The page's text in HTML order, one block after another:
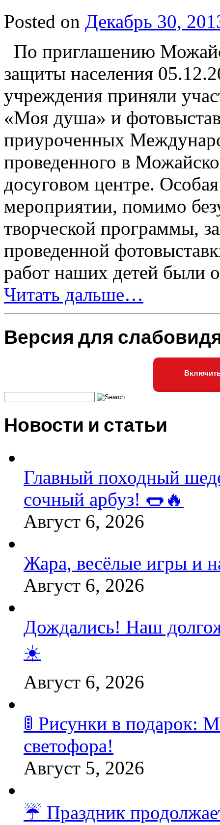
Posted on Декабрь 30,
По приглашению
защиты населения
учреждения приняли
«Моя душа» и
приуроченных
проведенного в
досуговом центре.
мероприятии, помимо
творческой программы,
проведенной
работ наших детей были
Читать дальше…
Версия для
Новости и статьи
Главный походный
сочный арбуз! 🌭🔥
Август 6, 2026
Жара, весёлые игры и
Август 6, 2026
Дождались! Наш
☀️
Август 6, 2026
🚦 Рисунки в подарок:
светофора!
Август 5, 2026
☔️ Праздник